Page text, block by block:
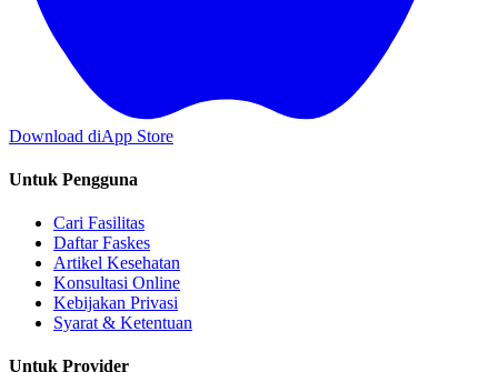
Download diApp Store
Untuk Pengguna
Cari Fasilitas
Daftar Faskes
Artikel Kesehatan
Konsultasi Online
Kebijakan Privasi
Syarat & Ketentuan
Untuk Provider